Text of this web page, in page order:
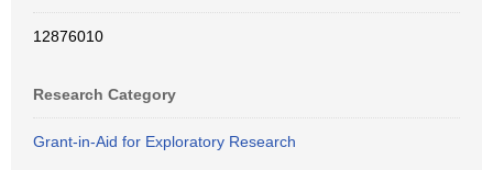
12876010
Research Category
Grant-in-Aid for Exploratory Research